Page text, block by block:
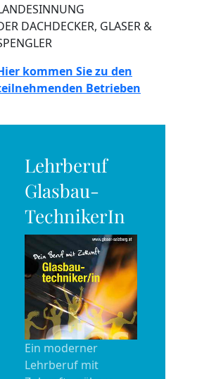
DACHDECKER, GLASER &
kommen Sie zu den
Betrieben
Lehrberuf
Glasbau-
TechnikerIn
Ein moderner
Lehrberuf mit